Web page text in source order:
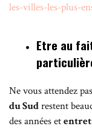
les-villes-les-plus-
Etre au
Ne vous attendez
du Sudrestent
des années et